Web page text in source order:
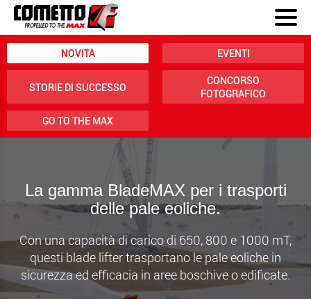
NOVITÀ EVENTI
STORIE DI SUCCESSO
CONCORSO
FOTOGRAFICO
GO TO THE MAX
La gamma BladeMAX per i trasporti
delle pale eoliche.
Con una capacità di carico di 650, 800 e 1000 mT,
questi blade lifter trasportano le pale eoliche in
sicurezza ed efficacia in aree boschive o edificate.